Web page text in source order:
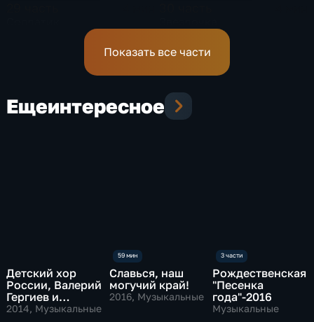
Показать все части
Ещеинтересное
Детский хор
России, Валерий
Гергиев и
симфонический
2014, Музыкальные
Славься, наш
могучий край!
2016, Музыкальные
Рождественская
"Песенка
года"-2016
Музыкальные